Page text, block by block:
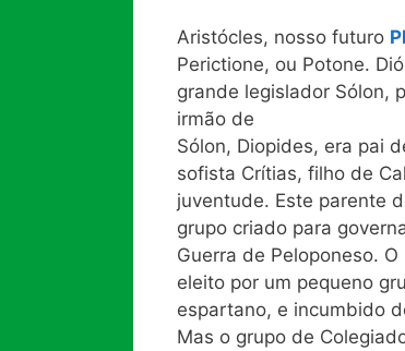
Aristócles, nosso futuro
Perictione, ou Potone.
grande legislador Sólon,
irmão de
Sólon, Diopides, era pai
sofista Crítias, filho de
juventude. Este parente
grupo criado para
Guerra de Peloponeso.
eleito por um pequeno
espartano, e incumbido
Mas o grupo de